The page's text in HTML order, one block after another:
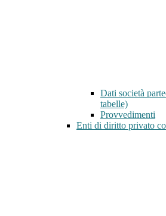
Dati società
tabelle)
Provvedimenti
Enti di diritto privato